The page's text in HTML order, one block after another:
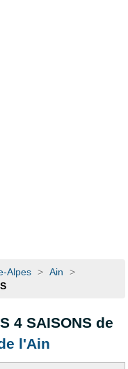
Alpes > Ain
>
4 SAISONS de
l'Ain